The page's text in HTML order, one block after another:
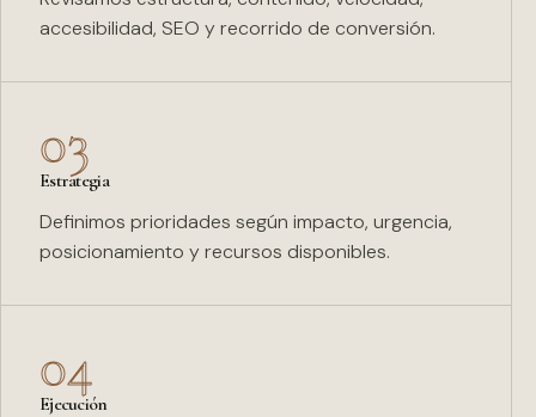
accesibilidad, SEO y recorrido de conversión.
03
Estrategia
Definimos prioridades según impacto, urgencia,
posicionamiento y recursos disponibles.
04
Ejecución